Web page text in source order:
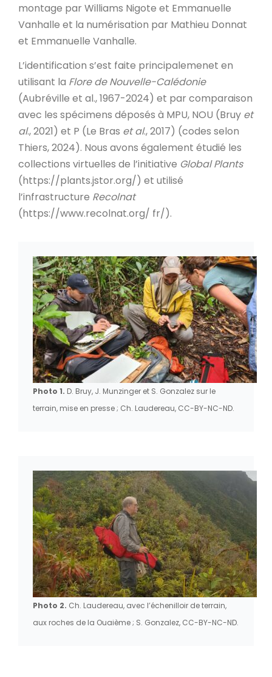
montage par Williams Nigote et Emmanuelle
Vanhalle et la numérisation par Mathieu Donnat
et Emmanuelle Vanhalle.
L’identification s’est faite principalemenet en
utilisant la Flore de Nouvelle-Calédonie
(Aubréville et al., 1967-2024) et par comparaison
avec les spécimens déposés à MPU, NOU (Bruy et
al., 2021) et P (Le Bras et al., 2017) (codes selon
Thiers, 2024). Nous avons également étudié les
collections virtuelles de l’initiative Global Plants
(https://plants.jstor.org/) et utilisé
l’infrastructure Recolnat
(https://www.recolnat.org/ fr/).
Photo 1. D. Bruy, J. Munzinger et S. Gonzalez sur le
terrain, mise en presse ; Ch. Laudereau, CC-BY-NC-ND.
Photo 2. Ch. Laudereau, avec l’échenilloir de terrain,
aux roches de la Ouaième ; S. Gonzalez, CC-BY-NC-ND.